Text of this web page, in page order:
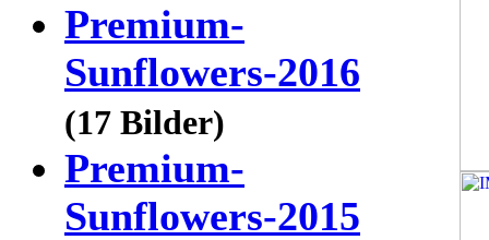
Premium-
Sunflowers-2016
(17 Bilder)
Premium-
Sunflowers-2015